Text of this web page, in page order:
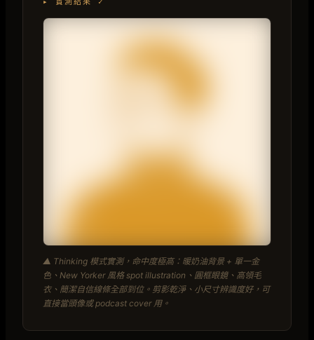
▲ Thinking 模式實測，命中度極高：暖奶油背景 + 單一金
色、New Yorker 風格 spot illustration、圓框眼鏡、高領毛
衣、簡潔自信線條全部到位。剪影乾淨、小尺寸辨識度好，可
直接當頭像或 podcast cover 用。